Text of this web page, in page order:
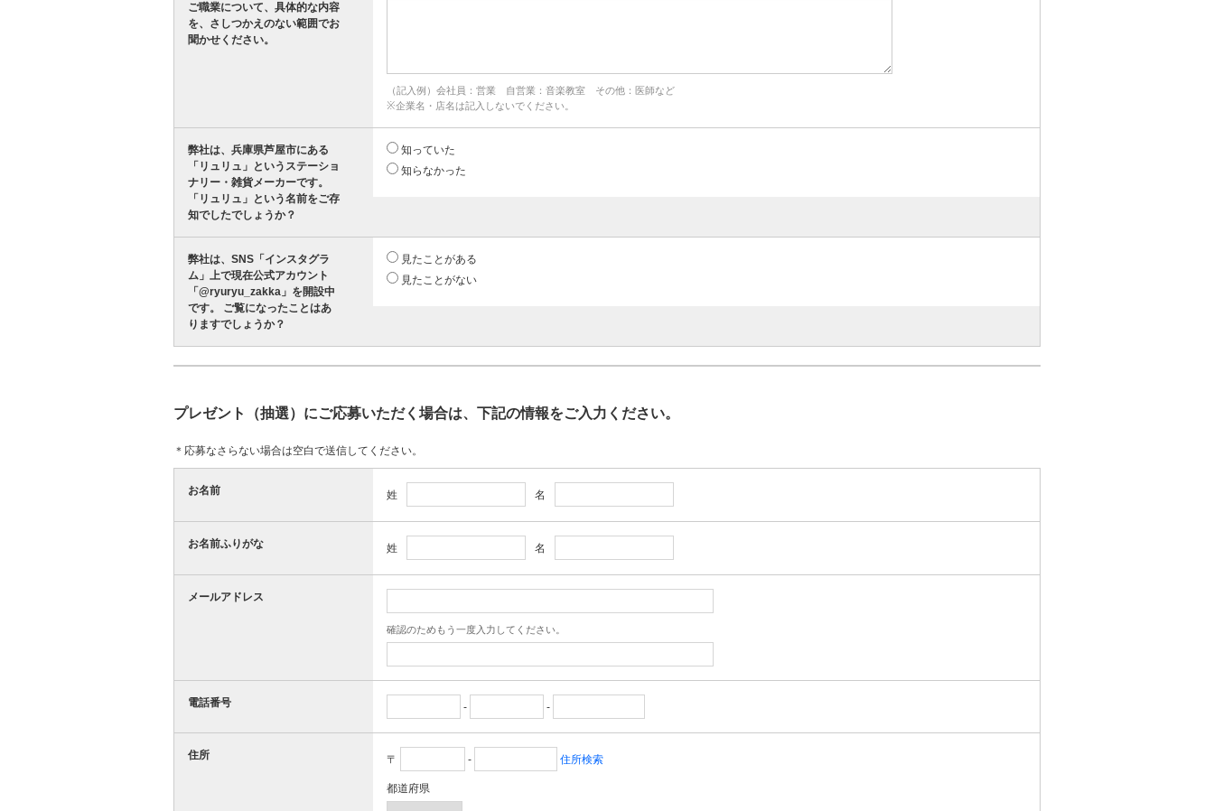
ご職業について、具体的な内容
を、さしつかえのない範囲でお
聞かせください。
（記入例）会社員：営業 自営業：音楽教室 その他：医師など
※企業名・店名は記入しないでください。
弊社は、兵庫県芦屋市にある
「リュリュ」というステーショ
ナリー・雑貨メーカーです。
「リュリュ」という名前をご存
知でしたでしょうか？
知っていた
知らなかった
弊社は、SNS「インスタグラ
ム」上で現在公式アカウント
「@ryuryu_zakka」を開設中
です。 ご覧になったことはあ
りますでしょうか？
見たことがある
見たことがない
プレゼント（抽選）にご応募いただく場合は、下記の情報をご入力ください。
＊応募なさらない場合は空白で送信してください。
お名前 姓 名
お名前ふりがな 姓 名
メールアドレス
確認のためもう一度入力してください。
電話番号 - -
住所 〒 - 住所検索
都道府県